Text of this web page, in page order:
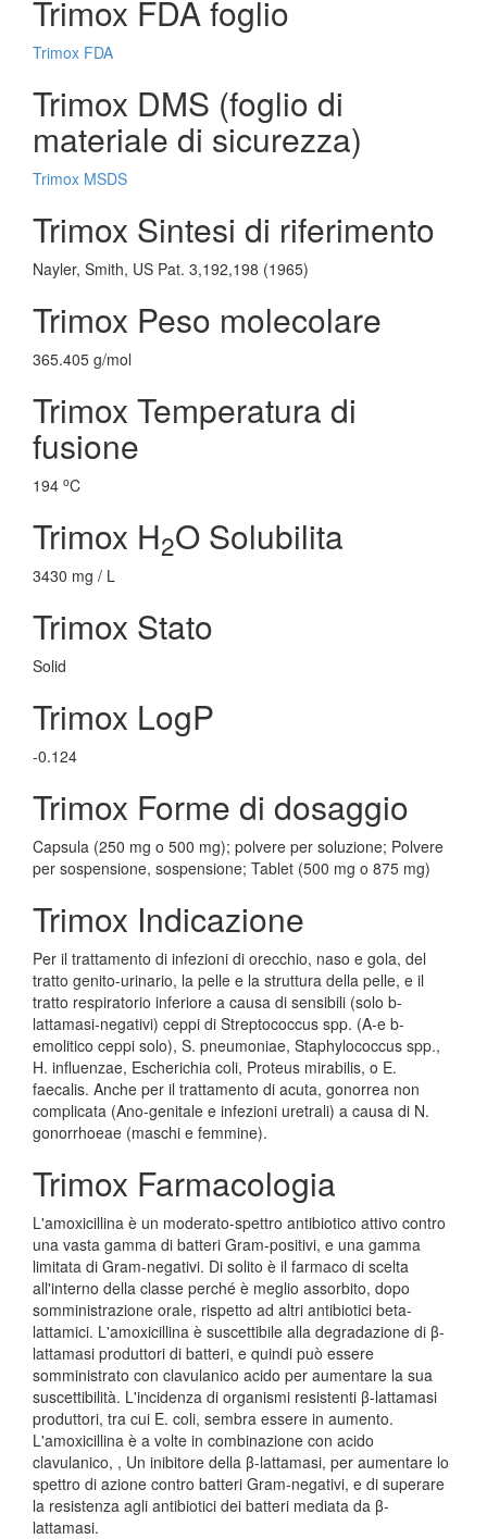
Trimox FDA foglio
Trimox FDA
Trimox DMS (foglio di
materiale di sicurezza)
Trimox MSDS
Trimox Sintesi di riferimento
Nayler, Smith, US Pat. 3,192,198 (1965)
Trimox Peso molecolare
365.405 g/mol
Trimox Temperatura di
fusione
194 oC
Trimox H2O Solubilita
3430 mg / L
Trimox Stato
Solid
Trimox LogP
-0.124
Trimox Forme di dosaggio
Capsula (250 mg o 500 mg); polvere per soluzione; Polvere
per sospensione, sospensione; Tablet (500 mg o 875 mg)
Trimox Indicazione
Per il trattamento di infezioni di orecchio, naso e gola, del
tratto genito-urinario, la pelle e la struttura della pelle, e il
tratto respiratorio inferiore a causa di sensibili (solo b-
lattamasi-negativi) ceppi di Streptococcus spp. (A-e b-
emolitico ceppi solo), S. pneumoniae, Staphylococcus spp.,
H. influenzae, Escherichia coli, Proteus mirabilis, o E.
faecalis. Anche per il trattamento di acuta, gonorrea non
complicata (Ano-genitale e infezioni uretrali) a causa di N.
gonorrhoeae (maschi e femmine).
Trimox Farmacologia
L'amoxicillina è un moderato-spettro antibiotico attivo contro
una vasta gamma di batteri Gram-positivi, e una gamma
limitata di Gram-negativi. Di solito è il farmaco di scelta
all'interno della classe perché è meglio assorbito, dopo
somministrazione orale, rispetto ad altri antibiotici beta-
lattamici. L'amoxicillina è suscettibile alla degradazione di β-
lattamasi produttori di batteri, e quindi può essere
somministrato con clavulanico acido per aumentare la sua
suscettibilità. L'incidenza di organismi resistenti β-lattamasi
produttori, tra cui E. coli, sembra essere in aumento.
L'amoxicillina è a volte in combinazione con acido
clavulanico, , Un inibitore della β-lattamasi, per aumentare lo
spettro di azione contro batteri Gram-negativi, e di superare
la resistenza agli antibiotici dei batteri mediata da β-
lattamasi.